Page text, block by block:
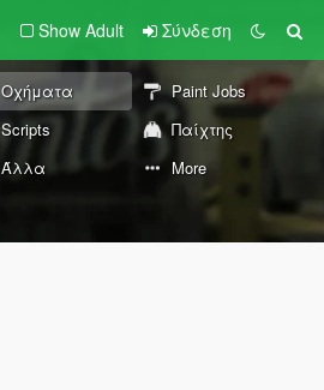
Show Adult Σύνδεση
Οχήματα
Paint Jobs
Scripts
Παίχτης
Άλλα More